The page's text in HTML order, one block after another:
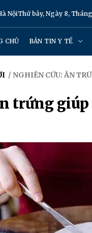
NộiThứ bảy, Ngày 8,
CHỦ BẢN TIN Y TẾ
/ NGHIÊN CỨU: ĂN
trứng